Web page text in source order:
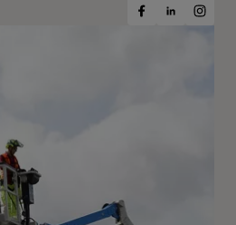
ShareShareShare
on